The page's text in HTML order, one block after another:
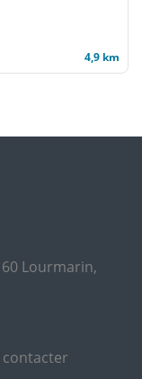
4,9 km
Lourmarin,
contacter